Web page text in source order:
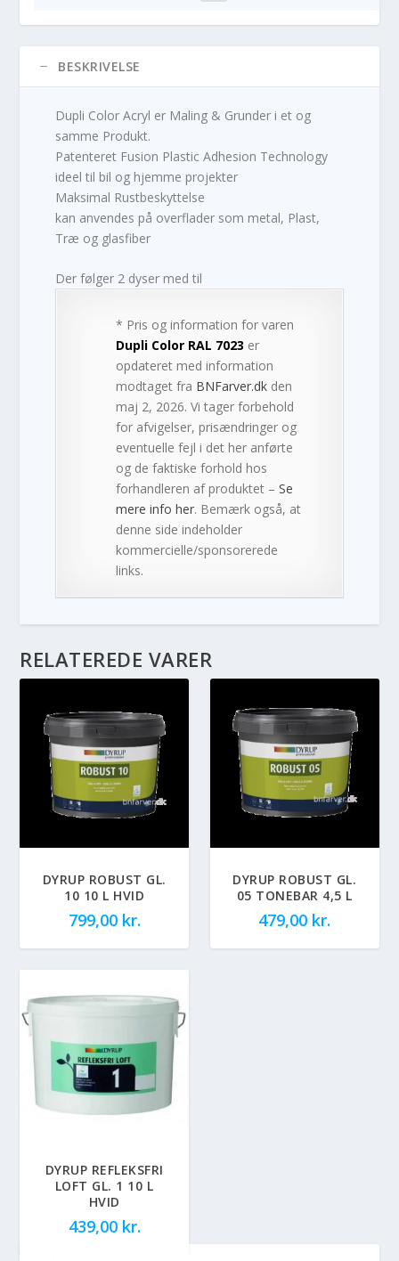
BESKRIVELSE
Dupli Color Acryl er Maling & Grunder i et og
samme Produkt.
Patenteret Fusion Plastic Adhesion Technology
ideel til bil og hjemme projekter
Maksimal Rustbeskyttelse
kan anvendes på overflader som metal, Plast,
Træ og glasfiber
Der følger 2 dyser med til
* Pris og information for varen
Dupli Color RAL 7023 er
opdateret med information
modtaget fra BNFarver.dk den
maj 2, 2026. Vi tager forbehold
for afvigelser, prisændringer og
eventuelle fejl i det her anførte
og de faktiske forhold hos
forhandleren af produktet –Se
mere info her. Bemærk også, at
denne side indeholder
kommercielle/sponsorerede
links.
RELATEREDE VARER
DYRUP ROBUST GL.
10 10 L HVID
799,00 kr.
DYRUP ROBUST GL.
05 TONEBAR 4,5 L
479,00 kr.
DYRUP REFLEKSFRI
LOFT GL. 1 10 L
HVID
439,00 kr.